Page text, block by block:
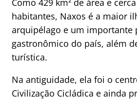
Como 429 km² de área e
habitantes, Naxos é a maior
arquipélago e um importante
gastronômico do país, além
turística.
Na antiguidade, ela foi o
Civilização Cicládica e ainda